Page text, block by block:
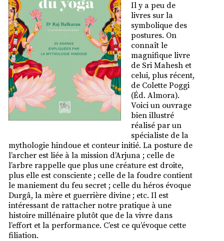
Il y a peu de
livres sur la
symbolique des
postures. On
connaît le
magnifique livre
de Sri Mahesh et
celui, plus récent,
de Colette Poggi
(Éd. Almora).
Voici un ouvrage
bien illustré
réalisé par un
spécialiste de la
mythologie hindoue et conteur initié. La posture de
l’archer est liée à la mission d’Arjuna ; celle de
l’arbre rappelle que plus une créature est droite,
plus elle est consciente ; celle de la foudre contient
le maniement du feu secret ; celle du héros évoque
Durgâ, la mère et guerrière divine ; etc. Il est
intéressant de rattacher notre pratique à une
histoire millénaire plutôt que de la vivre dans
l’effort et la performance. C’est ce qu’évoque cette
filiation.